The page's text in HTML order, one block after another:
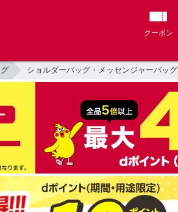
クーポン
ショルダーバッグ・メッセンジャーバッグ